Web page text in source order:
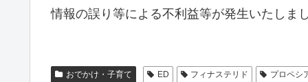
情報の誤り等による不利益等が発生いたしま
おでかけ・子育て ED フィナステリド プロペシ